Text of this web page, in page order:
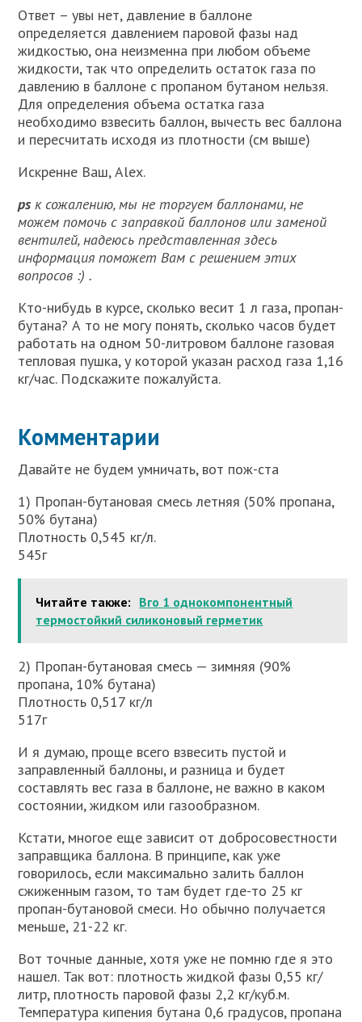
Ответ – увы нет, давление в баллоне
определяется давлением паровой фазы над
жидкостью, она неизменна при любом объеме
жидкости, так что определить остаток газа по
давлению в баллоне с пропаном бутаном нельзя.
Для определения объема остатка газа
необходимо взвесить баллон, вычесть вес баллона
и пересчитать исходя из плотности (см выше)
Искренне Ваш, Alex.
ps к сожалению, мы не торгуем баллонами, не
можем помочь с заправкой баллонов или заменой
вентилей, надеюсь представленная здесь
информация поможет Вам с решением этих
вопросов :) .
Кто-нибудь в курсе, сколько весит 1 л газа, пропан-
бутана? А то не могу понять, сколько часов будет
работать на одном 50-литровом баллоне газовая
тепловая пушка, у которой указан расход газа 1,16
кг/час. Подскажите пожалуйста.
Комментарии
Давайте не будем умничать, вот пож-ста
1) Пропан-бутановая смесь летняя (50% пропана,
50% бутана)
Плотность 0,545 кг/л.
545г
Читайте также: Вго 1 однокомпонентный
термостойкий силиконовый герметик
2) Пропан-бутановая смесь — зимняя (90%
пропана, 10% бутана)
Плотность 0,517 кг/л
517г
И я думаю, проще всего взвесить пустой и
заправленный баллоны, и разница и будет
составлять вес газа в баллоне, не важно в каком
состоянии, жидком или газообразном.
Кстати, многое еще зависит от добросовестности
заправщика баллона. В принципе, как уже
говорилось, если максимально залить баллон
сжиженным газом, то там будет где-то 25 кг
пропан-бутановой смеси. Но обычно получается
меньше, 21-22 кг.
Вот точные данные, хотя уже не помню где я это
нашел. Так вот: плотность жидкой фазы 0,55 кг/
литр, плотность паровой фазы 2,2 кг/куб.м.
Температура кипения бутана 0,6 градусов, пропана